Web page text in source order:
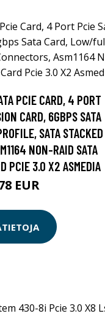
PCIE CARD, 4 PORT
CARD, 6GBPS SATA
SATA STACKED
NON-RAID SATA
PCIE 3.0 X2 ASMEDIA
EUR